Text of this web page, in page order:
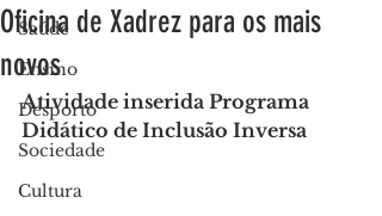
Saúde
Ensino
Desporto
Sociedade
Cultura
Oficina de Xadrez para os mais
novos
Atividade inserida Programa
Didático de Inclusão Inversa